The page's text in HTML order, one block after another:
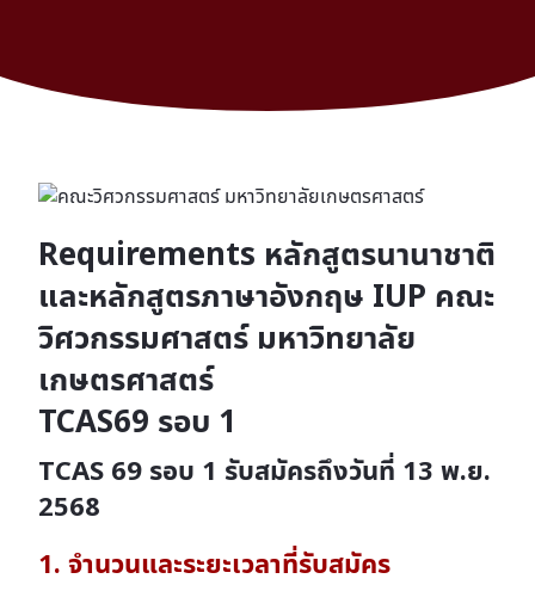
Requirements หลักสูตรนานาชาติ
และหลักสูตรภาษาอังกฤษ IUP คณะ
วิศวกรรมศาสตร์ มหาวิทยาลัย
เกษตรศาสตร์
TCAS69 รอบ 1
TCAS 69 รอบ 1 รับสมัครถึงวันที่ 13 พ.ย.
2568
1. จำนวนและระยะเวลาที่รับสมัคร